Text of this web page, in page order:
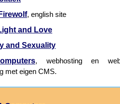
, english site
and Love
and Sexuality
, webhosting en
met eigen CMS.